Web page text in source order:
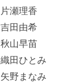
片瀬理香
吉田由希
秋山早苗
織田ひとみ
矢野まなみ